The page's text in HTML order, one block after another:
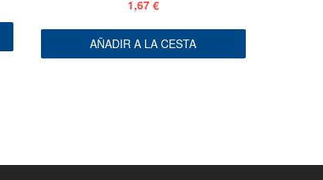
1,67 €
AÑADIR A LA CESTA